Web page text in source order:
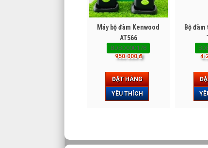
Máy bộ đàm Kenwood
AT566
BDBD000178
950.000 đ
ĐẶT HÀNG
YÊU THÍCH
Bộ